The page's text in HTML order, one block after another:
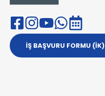
İŞ BAŞVURU FORMU (İK)